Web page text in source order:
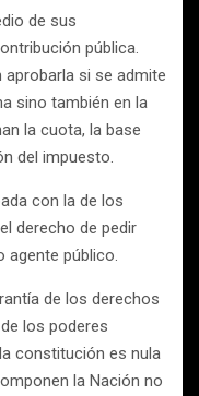
de sus
pública.
aprobarla si se admite
sino también en la
la cuota, la base
del impuesto.
con la de los
derecho de pedir
agente público.
de los derechos
los poderes
constitución es nula
la Nación no